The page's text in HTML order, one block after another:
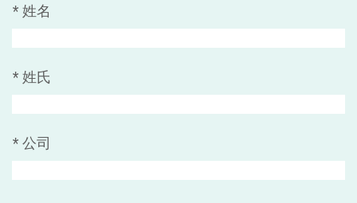
* 姓名
* 姓氏
* 公司